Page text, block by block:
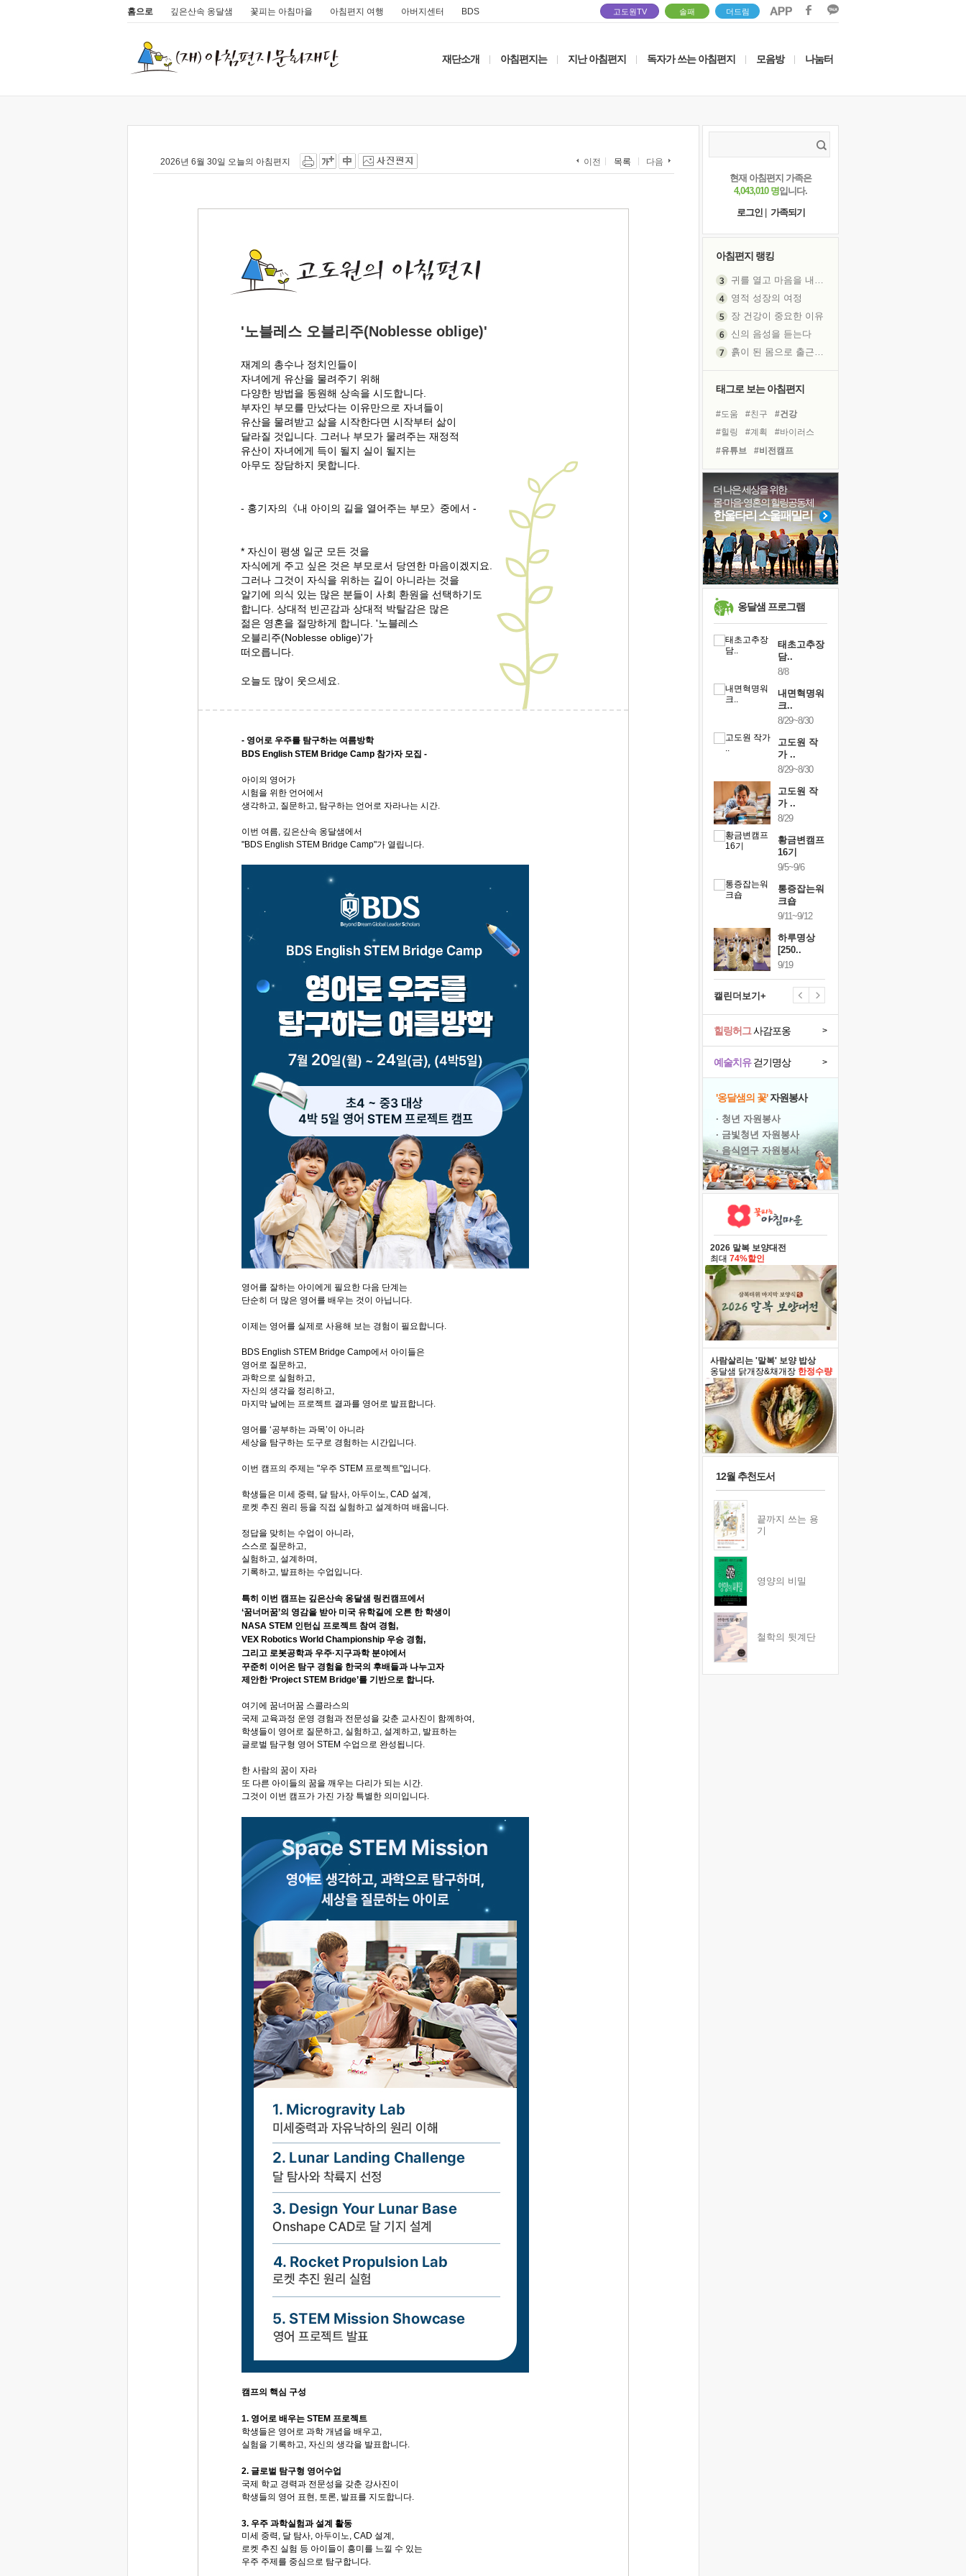
홈으로 깊은산속 옹달샘 꽃피는 아침마을 아침편지 여행 아버지센터 BDS 고도원TV 솔패 더드림
재단소개 아침편지는 지난 아침편지 독자가 쓰는 아침편지 모음방 나눔터
2026년 6월 30일 오늘의 아침편지 이전 목록 다음
'노블레스 오블리주(Noblesse oblige)'
재계의 총수나 정치인들이
자녀에게 유산을 물려주기 위해
다양한 방법을 동원해 상속을 시도합니다.
부자인 부모를 만났다는 이유만으로 자녀들이
유산을 물려받고 삶을 시작한다면 시작부터 삶이
달라질 것입니다. 그러나 부모가 물려주는 재정적
유산이 자녀에게 득이 될지 실이 될지는
아무도 장담하지 못합니다.
- 홍기자의《내 아이의 길을 열어주는 부모》중에서 -
* 자신이 평생 일군 모든 것을
자식에게 주고 싶은 것은 부모로서 당연한 마음이겠지요.
그러나 그것이 자식을 위하는 길이 아니라는 것을
알기에 의식 있는 많은 분들이 사회 환원을 선택하기도
합니다. 상대적 빈곤감과 상대적 박탈감은 많은
젊은 영혼을 절망하게 합니다. '노블레스
오블리주(Noblesse oblige)'가
떠오릅니다.
오늘도 많이 웃으세요.
- 영어로 우주를 탐구하는 여름방학
BDS English STEM Bridge Camp 참가자 모집 -
아이의 영어가
시험을 위한 언어에서
생각하고, 질문하고, 탐구하는 언어로 자라나는 시간.
이번 여름, 깊은산속 옹달샘에서
"BDS English STEM Bridge Camp"가 열립니다.
영어를 잘하는 아이에게 필요한 다음 단계는
단순히 더 많은 영어를 배우는 것이 아닙니다.
이제는 영어를 실제로 사용해 보는 경험이 필요합니다.
BDS English STEM Bridge Camp에서 아이들은
영어로 질문하고,
과학으로 실험하고,
자신의 생각을 정리하고,
마지막 날에는 프로젝트 결과를 영어로 발표합니다.
영어를 ‘공부하는 과목’이 아니라
세상을 탐구하는 도구로 경험하는 시간입니다.
이번 캠프의 주제는 "우주 STEM 프로젝트"입니다.
학생들은 미세 중력, 달 탐사, 아두이노, CAD 설계,
로켓 추진 원리 등을 직접 실험하고 설계하며 배웁니다.
정답을 맞히는 수업이 아니라,
스스로 질문하고,
실험하고, 설계하며,
기록하고, 발표하는 수업입니다.
특히 이번 캠프는 깊은산속 옹달샘 링컨캠프에서
‘꿈너머꿈’의 영감을 받아 미국 유학길에 오른 한 학생이
NASA STEM 인턴십 프로젝트 참여 경험,
VEX Robotics World Championship 우승 경험,
그리고 로봇공학과 우주·지구과학 분야에서
꾸준히 이어온 탐구 경험을 한국의 후배들과 나누고자
제안한 ‘Project STEM Bridge’를 기반으로 합니다.
여기에 꿈너머꿈 스콜라스의
국제 교육과정 운영 경험과 전문성을 갖춘 교사진이 함께하여,
학생들이 영어로 질문하고, 실험하고, 설계하고, 발표하는
글로벌 탐구형 영어 STEM 수업으로 완성됩니다.
한 사람의 꿈이 자라
또 다른 아이들의 꿈을 깨우는 다리가 되는 시간.
그것이 이번 캠프가 가진 가장 특별한 의미입니다.
캠프의 핵심 구성
1. 영어로 배우는 STEM 프로젝트
학생들은 영어로 과학 개념을 배우고,
실험을 기록하고, 자신의 생각을 발표합니다.
2. 글로벌 탐구형 영어수업
국제 학교 경력과 전문성을 갖춘 강사진이
학생들의 영어 표현, 토론, 발표를 지도합니다.
3. 우주 과학실험과 설계 활동
미세 중력, 달 탐사, 아두이노, CAD 설계,
로켓 추진 실험 등 아이들이 흥미를 느낄 수 있는
우주 주제를 중심으로 탐구합니다.
현재 아침편지 가족은
4,043,010 명입니다.
로그인
가족되기
아침편지 랭킹
영적 성장의 여정
장 건강이 중요한 이유
신의 음성을 듣는다
극과 극의 양 끝단
아픈 아버지를 위한 공간 설계
보고 싶은 어머니
유년 시절의 부산 영도 바다
못된 꼰대들
슬럼프
희망이란
'모른다'는 것
귀를 열고 마음을 내어주고
태그로 보는 아침편지
#도움 #친구
#건강
#힐링
#계획
#바이러스
#유튜브
#비전캠프
#면역력
#극복
#희망
#아이들
#사람
#삶
#경험
#선택
#독서
#위기
#다짐
#리더
#독서캠프
더 나은 세상을 위한
몸·마음·영혼의 힐링공동체
한울타리 소울패밀리
옹달샘 프로그램
태초고추장
담..
8/8
내면혁명워
크..
8/29~8/30
고도원 작
가 ..
8/29~8/30
고도원 작
가 ..
8/29
황금변캠프
16기
9/5~9/6
통증잡는워
크숍
9/11~9/12
하루명상
[250..
9/19
캘린더보기+
예술치유걷기명상 >
힐링허그사감포옹 >
'옹달샘의 꽃'자원봉사
· 청년 자원봉사
· 금빛청년 자원봉사
· 음식연구 자원봉사
2026 말복 보양대전
최대 74%할인
사람살리는 '말복' 보양 밥상
옹달샘 닭개장&채개장 한정수량
12월 추천도서
끝까지 쓰는 용
기
영양의 비밀
철학의 뒷계단